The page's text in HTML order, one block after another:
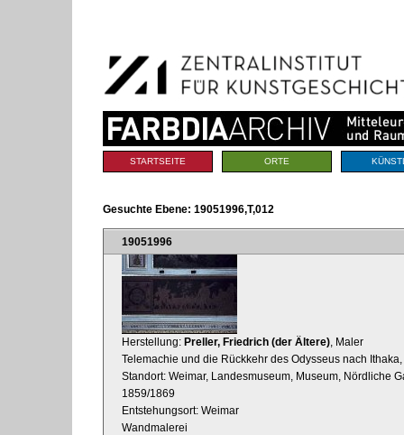
Navigation
Sektionen
STARTSEITE ORTE
Gesuchte Ebene: 19051996,T,012
19051996
Herstellung: Preller, Friedrich (der Ältere) , Maler
Telemachie und die Rückkehr des Odysseus nach
Standort: Weimar, Landesmuseum, Museum, Nördliche
1859/1869
Entstehungsort: Weimar
Wandmalerei